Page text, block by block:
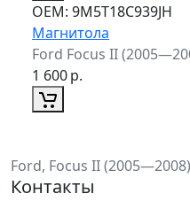
ОЕМ: 9M5T18C939JH
Магнитола
Ford Focus II
1 600р.
Ford, Focus II (2005—2008)
Контакты